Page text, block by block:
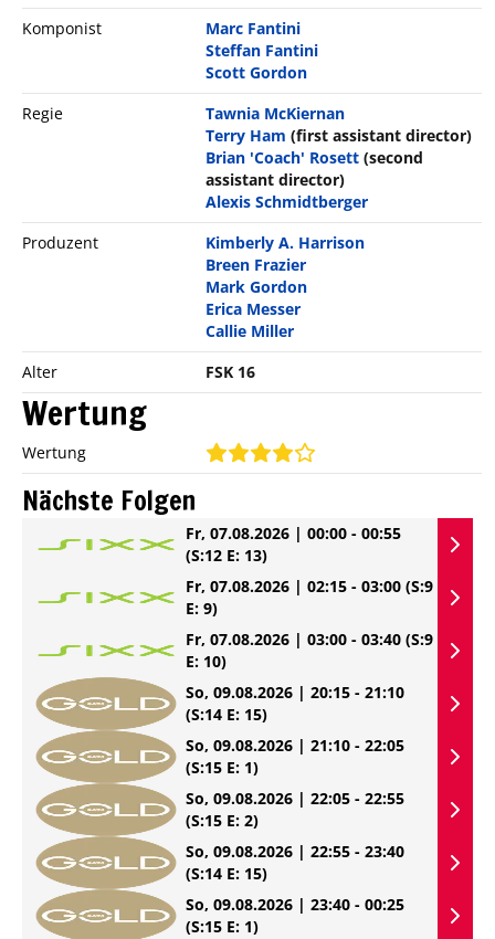
Komponist
Marc Fantini
Steffan Fantini
Scott Gordon
Regie
Tawnia McKiernan
Terry Ham (first assistant director)
Brian 'Coach' Rosett (second
assistant director)
Alexis Schmidtberger
Produzent
Kimberly A. Harrison
Breen Frazier
Mark Gordon
Erica Messer
Callie Miller
Alter
FSK 16
Wertung
Wertung
Nächste Folgen
Fr, 07.08.2026 | 00:00 - 00:55
(S:12 E: 13)
Fr, 07.08.2026 | 02:15 - 03:00 (S:9
E: 9)
Fr, 07.08.2026 | 03:00 - 03:40 (S:9
E: 10)
So, 09.08.2026 | 20:15 - 21:10
(S:14 E: 15)
So, 09.08.2026 | 21:10 - 22:05
(S:15 E: 1)
So, 09.08.2026 | 22:05 - 22:55
(S:15 E: 2)
So, 09.08.2026 | 22:55 - 23:40
(S:14 E: 15)
So, 09.08.2026 | 23:40 - 00:25
(S:15 E: 1)